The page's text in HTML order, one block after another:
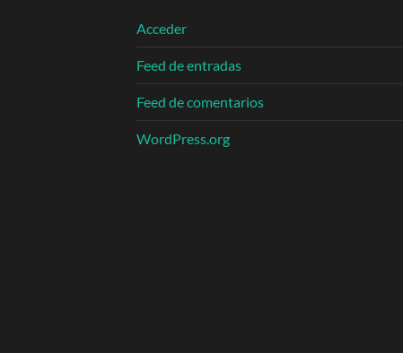
Acceder
Feed de entradas
Feed de comentarios
WordPress.org